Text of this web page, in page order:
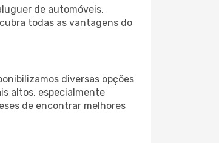
de automóveis,
todas as vantagens do
diversas opções
altos, especialmente
de encontrar melhores